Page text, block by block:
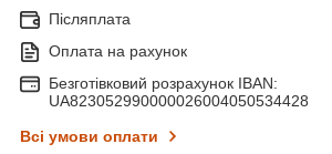
Післяплата
Оплата на рахунок
Безготівковий розрахунок IBAN:
UA823052990000026004050534428
Всі умови оплати